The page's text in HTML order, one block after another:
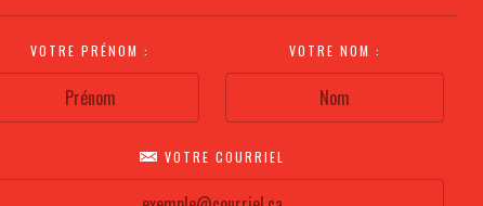
VOTRE PRÉNOM : VOTRE NOM :
VOTRE COURRIEL